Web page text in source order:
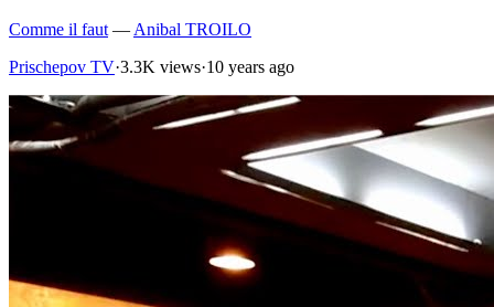
Comme il faut — Anibal TROILO
Prischepov TV·3.3K views·10 years ago